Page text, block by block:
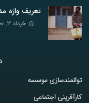
تعریف واژه
خرداد ۳, ۱۴۰۰
توانمندسازی موسسه
کارآفرینی اجتماعی